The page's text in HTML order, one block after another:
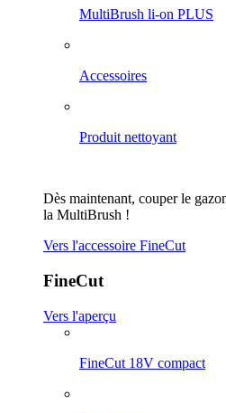
MultiBrush li-on PLUS
Accessoires
Produit nettoyant
Dès maintenant, couper le
la MultiBrush !
Vers l'accessoire FineCut
FineCut
Vers l'aperçu
FineCut 18V compact